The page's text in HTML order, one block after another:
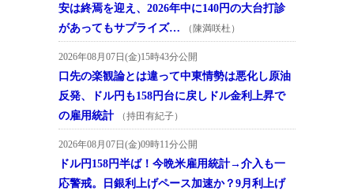
安は終焉を迎え、2026年中に140円の大台打診
があってもサプライズ…
（陳満咲杜）
2026年08月07日(金)15時43分公開
口先の楽観論とは違って中東情勢は悪化し原油
反発、ドル円も158円台に戻しドル金利上昇で
の雇用統計
（持田有紀子）
2026年08月07日(金)09時11分公開
ドル円158円半ば！今晩米雇用統計→介入も一
応警戒。日銀利上げペース加速か？9月利上げ